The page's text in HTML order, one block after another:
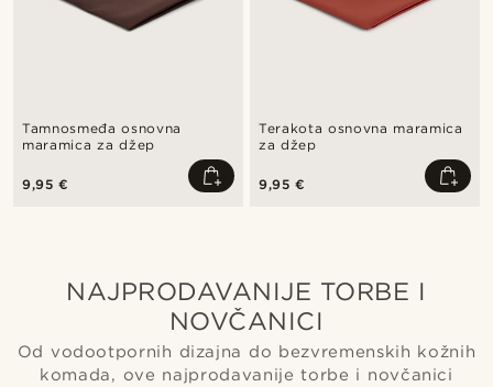
Tamnosmeđa osnovna
maramica za džep
9,95 €
Terakota osnovna maramica
za džep
9,95 €
NAJPRODAVANIJE TORBE I
NOVČANICI
Od vodootpornih dizajna do bezvremenskih kožnih
komada, ove najprodavanije torbe i novčanici